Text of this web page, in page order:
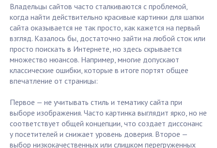
Владельцы сайтов часто сталкиваются с проблемой,
когда найти действительно красивые картинки для шапки
сайта оказывается не так просто, как кажется на первый
взгляд. Казалось бы, достаточно зайти на любой сток или
просто поискать в Интернете, но здесь скрывается
множество нюансов. Например, многие допускают
классические ошибки, которые в итоге портят общее
впечатление от страницы:
Первое — не учитывать стиль и тематику сайта при
выборе изображения. Часто картинка выглядит ярко, но не
соответствует общей концепции, что создает диссонанс
у посетителей и снижает уровень доверия. Второе —
выбор низкокачественных или слишком перегруженных